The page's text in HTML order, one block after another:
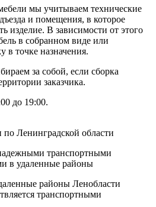
мы учитываем технические
и помещения, в которое
изделие. В зависимости от этого
в собранном виде или
в точке назначения.
за собой, если сборка
заказчика.
до 19:00.
по Ленинградской области
транспортными
в удаленные районы
районы Ленобласти
транспортными